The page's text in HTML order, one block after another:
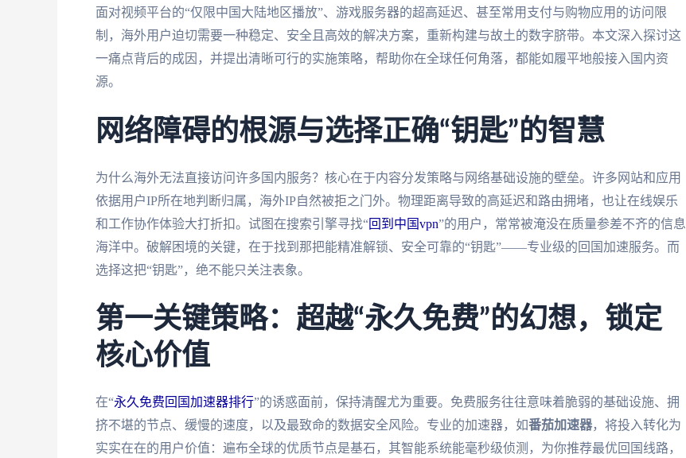
面对视频平台的“仅限中国大陆地区播放”、游戏服务器的超高延迟、甚至常用支付与购物应用的访问限
制，海外用户迫切需要一种稳定、安全且高效的解决方案，重新构建与故土的数字脐带。本文深入探讨这
一痛点背后的成因，并提出清晰可行的实施策略，帮助你在全球任何角落，都能如履平地般接入国内资
源。
网络障碍的根源与选择正确“钥匙”的智慧
为什么海外无法直接访问许多国内服务？核心在于内容分发策略与网络基础设施的壁垒。许多网站和应用
依据用户IP所在地判断归属，海外IP自然被拒之门外。物理距离导致的高延迟和路由拥堵，也让在线娱乐
和工作协作体验大打折扣。试图在搜索引擎寻找“回到中国vpn”的用户，常常被淹没在质量参差不齐的信息
海洋中。破解困境的关键，在于找到那把能精准解锁、安全可靠的“钥匙”——专业级的回国加速服务。而
选择这把“钥匙”，绝不能只关注表象。
第一关键策略：超越“永久免费”的幻想，锁定
核心价值
在“永久免费回国加速器排行”的诱惑面前，保持清醒尤为重要。免费服务往往意味着脆弱的基础设施、拥
挤不堪的节点、缓慢的速度，以及最致命的数据安全风险。专业的加速器，如番茄加速器，将投入转化为
实实在在的用户价值：遍布全球的优质节点是基石，其智能系统能毫秒级侦测，为你推荐最优回国线路，